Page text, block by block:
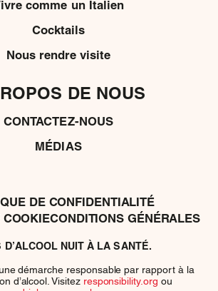
comme un Italien
Cocktails
Nous rendre visite
DE NOUS
CONTACTEZ-NOUS
MÉDIAS
DE CONFIDENTIALITÉ
COOKIECONDITIONS GÉNÉRALES
D’ALCOOL NUIT À LA SANTÉ.
démarche responsable par rapport à la
d’alcool. Visitez responsibility.org ou